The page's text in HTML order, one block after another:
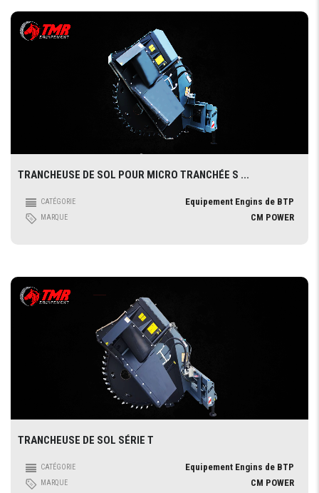
TRANCHEUSE DE SOL POUR MICRO TRANCHÉE S ...
CATÉGORIE Equipement Engins de BTP
MARQUE CM POWER
TRANCHEUSE DE SOL SÉRIE T
CATÉGORIE Equipement Engins de BTP
MARQUE CM POWER